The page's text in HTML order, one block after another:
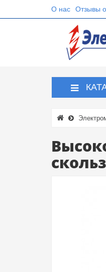
О нас Отзывы